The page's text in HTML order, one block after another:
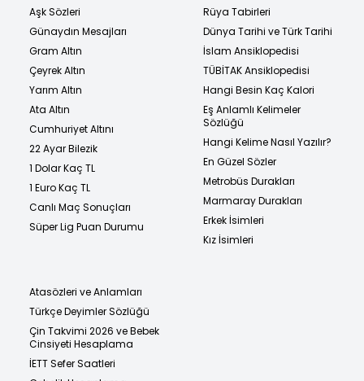
Aşk Sözleri
Günaydın Mesajları
Gram Altın
Çeyrek Altın
Yarım Altın
Ata Altın
Cumhuriyet Altını
22 Ayar Bilezik
1 Dolar Kaç TL
1 Euro Kaç TL
Canlı Maç Sonuçları
Süper Lig Puan Durumu
Rüya Tabirleri
Dünya Tarihi ve Türk Tarihi
İslam Ansiklopedisi
TÜBİTAK Ansiklopedisi
Hangi Besin Kaç Kalori
Eş Anlamlı Kelimeler
Sözlüğü
Hangi Kelime Nasıl Yazılır?
En Güzel Sözler
Metrobüs Durakları
Marmaray Durakları
Erkek İsimleri
Kız İsimleri
Atasözleri ve Anlamları
Türkçe Deyimler Sözlüğü
Çin Takvimi 2026 ve Bebek
Cinsiyeti Hesaplama
İETT Sefer Saatleri